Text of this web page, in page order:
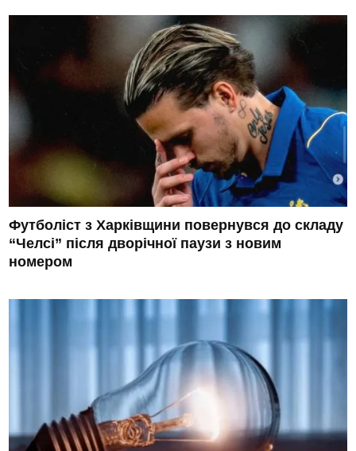
Футболіст з Харківщини повернувся до складу
“Челсі” після дворічної паузи з новим
номером